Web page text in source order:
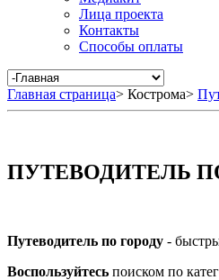
Лица проекта
Контакты
Способы оплаты
Главная страница> Кострома>
ПУТЕВОДИТЕЛЬ
Путеводитель по городу -
Воспользуйтесь поиском по